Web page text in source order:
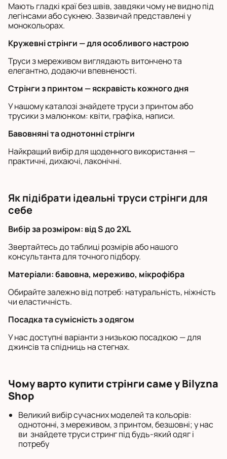
Мають гладкі краї без швів, завдяки чому не видно під
легінсами або сукнею. Зазвичай представлені у
монокольорах.
Кружевні стрінги — для особливого настрою
Труси з мереживом виглядають витончено та
елегантно, додаючи впевненості.
Стрінги з принтом — яскравість кожного дня
У нашому каталозі знайдете труси з принтом або
трусики з малюнком: квіти, графіка, написи.
Бавовняні та однотонні стрінги
Найкращий вибір для щоденного використання —
практичні, дихаючі, лаконічні.
Як підібрати ідеальні труси стрінги для
себе
Вибір за розміром: від S до 2XL
Звертайтесь до таблиці розмірів або нашого
консультанта для точного підбору.
Матеріали: бавовна, мереживо, мікрофібра
Обирайте залежно від потреб: натуральність, ніжність
чи еластичність.
Посадка та сумісність з одягом
У нас доступні варіанти з низькою посадкою — для
джинсів та спідниць на стегнах.
Чому варто купити стрінги саме у Bilyzna
Shop
Великий вибір сучасних моделей та кольорів:
однотонні, з мереживом, з принтом, безшовні; у нас
ви знайдете труси стринг під будь-який одяг і
потребу